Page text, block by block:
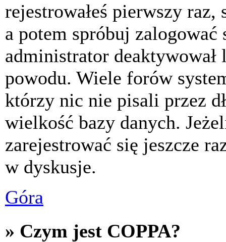
rejestrowałeś pierwszy
a potem spróbuj
administrator deaktywował
powodu. Wiele forów
którzy nic nie pisali przez
wielkość bazy danych.
zarejestrować się jeszcze
w dyskusje.
Góra
» Czym jest COPPA?